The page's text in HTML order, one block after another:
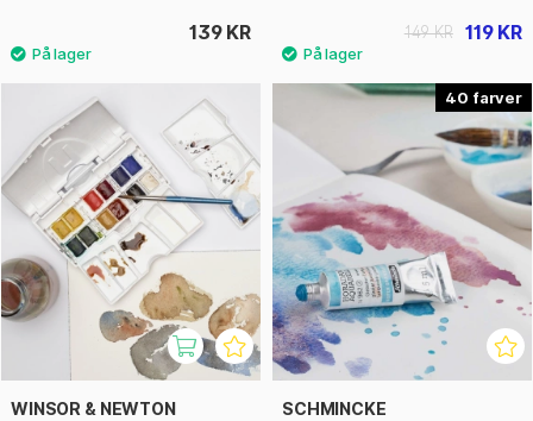
139 KR 119 KR
149 KR
WINSOR & NEWTON
40
SCHMINCKE